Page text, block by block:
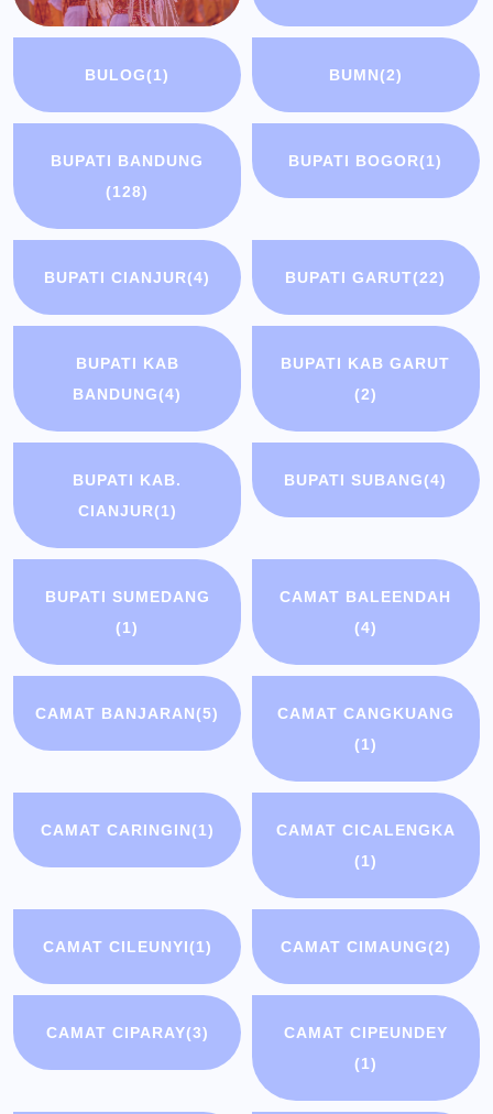
BULOG(1) BUMN(2)
BUPATI BANDUNG
(128)
BUPATI BOGOR(1)
BUPATI CIANJUR(4) BUPATI GARUT(22)
BUPATI KAB
BANDUNG(4)
BUPATI KAB GARUT
(2)
BUPATI KAB.
CIANJUR(1)
BUPATI SUBANG(4)
BUPATI SUMEDANG
(1)
CAMAT BALEENDAH
(4)
CAMAT BANJARAN(5)
CAMAT CANGKUANG
(1)
CAMAT CARINGIN(1)
CAMAT CICALENGKA
(1)
CAMAT CILEUNYI(1) CAMAT CIMAUNG(2)
CAMAT CIPARAY(3)
CAMAT CIPEUNDEY
(1)